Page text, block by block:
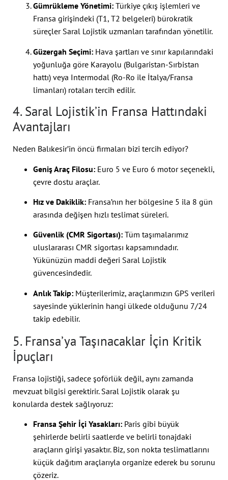
Gümrükleme Yönetimi: Türkiye çıkış işlemleri ve
Fransa girişindeki (T1, T2 belgeleri) bürokratik
süreçler Saral Lojistik uzmanları tarafından yönetilir.
Güzergah Seçimi: Hava şartları ve sınır kapılarındaki
yoğunluğa göre Karayolu (Bulgaristan-Sırbistan
hattı) veya Intermodal (Ro-Ro ile İtalya/Fransa
limanları) rotaları tercih edilir.
4. Saral Lojistik’in Fransa Hattındaki
Avantajları
Neden Balıkesir’in öncü firmaları bizi tercih ediyor?
Geniş Araç Filosu: Euro 5 ve Euro 6 motor seçenekli,
çevre dostu araçlar.
Hız ve Dakiklik: Fransa’nın her bölgesine 5 ila 8 gün
arasında değişen hızlı teslimat süreleri.
Güvenlik (CMR Sigortası): Tüm taşımalarımız
uluslararası CMR sigortası kapsamındadır.
Yükünüzün maddi değeri Saral Lojistik
güvencesindedir.
Anlık Takip: Müşterilerimiz, araçlarımızın GPS verileri
sayesinde yüklerinin hangi ülkede olduğunu 7/24
takip edebilir.
5. Fransa’ya Taşınacaklar İçin Kritik
İpuçları
Fransa lojistiği, sadece şoförlük değil, aynı zamanda
mevzuat bilgisi gerektirir. Saral Lojistik olarak şu
konularda destek sağlıyoruz:
Fransa Şehir İçi Yasakları: Paris gibi büyük
şehirlerde belirli saatlerde ve belirli tonajdaki
araçların girişi yasaktır. Biz, son nokta teslimatlarını
küçük dağıtım araçlarıyla organize ederek bu sorunu
çözeriz.